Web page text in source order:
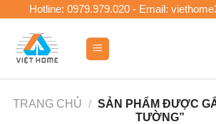
content
Hotline: 0979.979.020 - Email:
TRANG CHỦ / SẢN PHẨM ĐƯỢC
TƯỜNG”